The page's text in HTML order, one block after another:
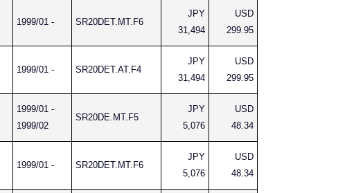
1999/01 - SR20DET.MT.F6
JPY
31,494
USD
299.95
1999/01 - SR20DET.AT.F4
JPY
31,494
USD
299.95
1999/01 -
1999/02
SR20DE.MT.F5
JPY
5,076
USD
48.34
1999/01 - SR20DET.MT.F6
JPY
5,076
USD
48.34